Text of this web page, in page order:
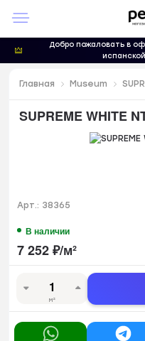
Добро пожаловать в
испанской
Главная Museum
SUPREME WHITE
Арт.: 38365
В наличии
7 252₽/м²
м²